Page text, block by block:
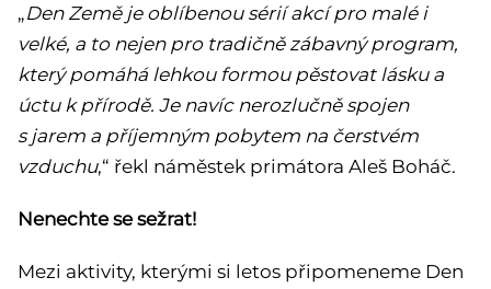
„Den Země je oblíbenou sérií akcí pro malé i
velké, a to nejen pro tradičně zábavný program,
který pomáhá lehkou formou pěstovat lásku a
úctu k přírodě. Je navíc nerozlučně spojen
s jarem a příjemným pobytem na čerstvém
vzduchu,“ řekl náměstek primátora Aleš Boháč.
Nenechte se sežrat!
Mezi aktivity, kterými si letos připomeneme Den